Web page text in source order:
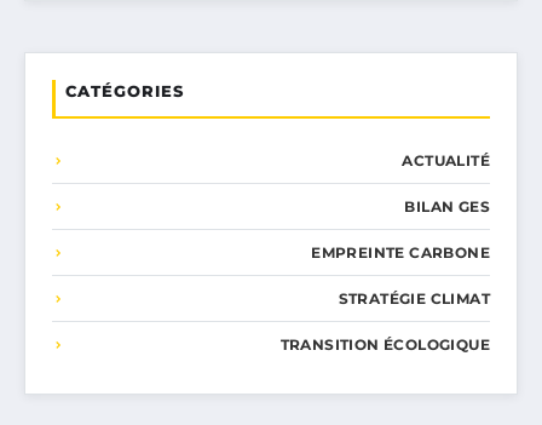
CATÉGORIES
ACTUALITÉ
BILAN GES
EMPREINTE CARBONE
STRATÉGIE CLIMAT
TRANSITION ÉCOLOGIQUE